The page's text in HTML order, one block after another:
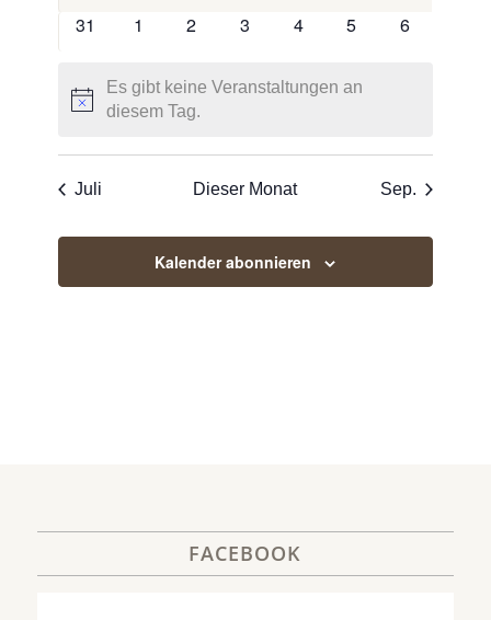
0
31
0
1
0
2
0
3
0
4
0
5
0
6
Hinweis
Es gibt keine Veranstaltungen an
diesem Tag.
Juli Dieser Monat Sep.
Kalender abonnieren
FACEBOOK